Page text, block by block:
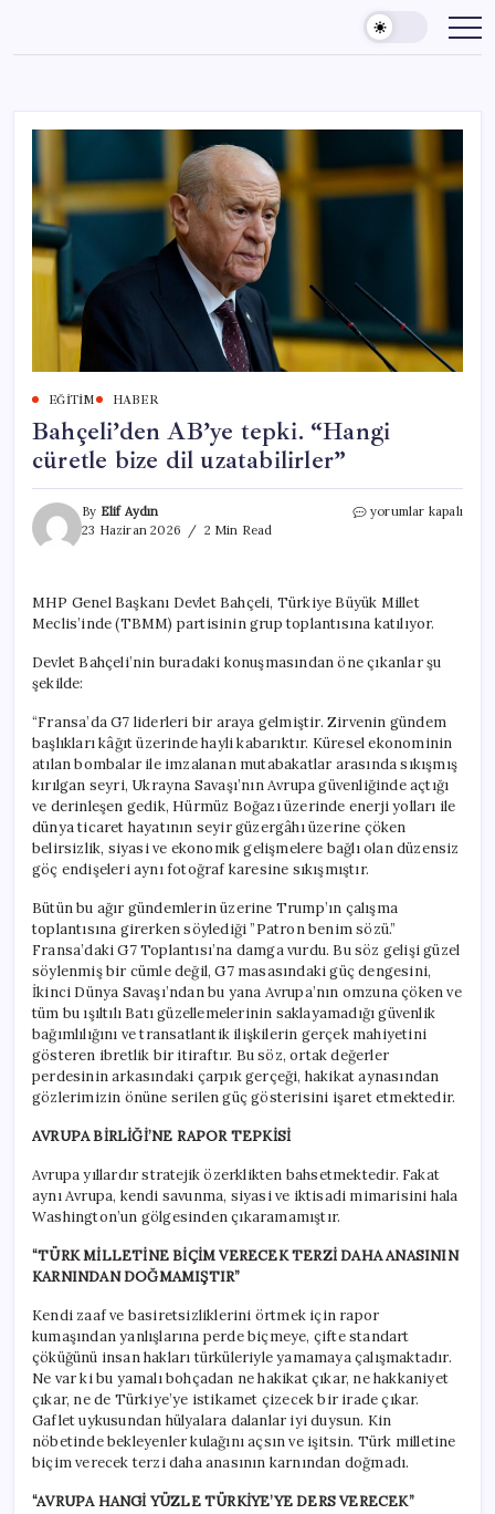
content
EĞITIM HABER
Bahçeli’den AB’ye tepki. “Hangi
cüretle bize dil uzatabilirler”
By Elif Aydın
23 Haziran 2026
2 Min Read
Bahçeli’den
bize
dil
için
yorumlar kapalı
MHP Genel Başkanı Devlet Bahçeli, Türkiye Büyük Millet
Meclis’inde (TBMM) partisinin grup toplantısına katılıyor.
Devlet Bahçeli’nin buradaki konuşmasından öne çıkanlar şu
şekilde:
“Fransa’da G7 liderleri bir araya gelmiştir. Zirvenin gündem
başlıkları kâğıt üzerinde hayli kabarıktır. Küresel ekonominin
atılan bombalar ile imzalanan mutabakatlar arasında sıkışmış
kırılgan seyri, Ukrayna Savaşı’nın Avrupa güvenliğinde açtığı
ve derinleşen gedik, Hürmüz Boğazı üzerinde enerji yolları ile
dünya ticaret hayatının seyir güzergâhı üzerine çöken
belirsizlik, siyasi ve ekonomik gelişmelere bağlı olan düzensiz
göç endişeleri aynı fotoğraf karesine sıkışmıştır.
Bütün bu ağır gündemlerin üzerine Trump’ın çalışma
toplantısına girerken söylediği ”Patron benim sözü.”
Fransa’daki G7 Toplantısı’na damga vurdu. Bu söz gelişi güzel
söylenmiş bir cümle değil, G7 masasındaki güç dengesini,
İkinci Dünya Savaşı’ndan bu yana Avrupa’nın omzuna çöken ve
tüm bu ışıltılı Batı güzellemelerinin saklayamadığı güvenlik
bağımlılığını ve transatlantik ilişkilerin gerçek mahiyetini
gösteren ibretlik bir itiraftır. Bu söz, ortak değerler
perdesinin arkasındaki çarpık gerçeği, hakikat aynasından
gözlerimizin önüne serilen güç gösterisini işaret etmektedir.
AVRUPA BİRLİĞİ’NE RAPOR TEPKİSİ
Avrupa yıllardır stratejik özerklikten bahsetmektedir. Fakat
aynı Avrupa, kendi savunma, siyasi ve iktisadi mimarisini hala
Washington’un gölgesinden çıkaramamıştır.
“TÜRK MİLLETİNE BİÇİM VERECEK TERZİ DAHA ANASININ
KARNINDAN DOĞMAMIŞTIR”
Kendi zaaf ve basiretsizliklerini örtmek için rapor
kumaşından yanlışlarına perde biçmeye, çifte standart
çöküğünü insan hakları türküleriyle yamamaya çalışmaktadır.
Ne var ki bu yamalı bohçadan ne hakikat çıkar, ne hakkaniyet
çıkar, ne de Türkiye’ye istikamet çizecek bir irade çıkar.
Gaflet uykusundan hülyalara dalanlar iyi duysun. Kin
nöbetinde bekleyenler kulağını açsın ve işitsin. Türk milletine
biçim verecek terzi daha anasının karnından doğmadı.
“AVRUPA HANGİ YÜZLE TÜRKİYE’YE DERS VERECEK”